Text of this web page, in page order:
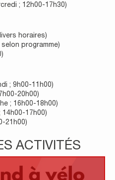
; 12h00-17h30)
horaires)
programme)
; 9h00-11h00)
20h00)
; 16h00-18h00)
14h00-17h00)
21h00)
ACTIVITÉS